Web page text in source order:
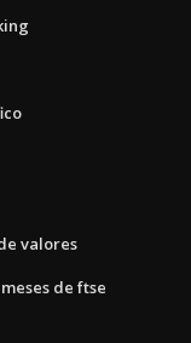
valores
de ftse